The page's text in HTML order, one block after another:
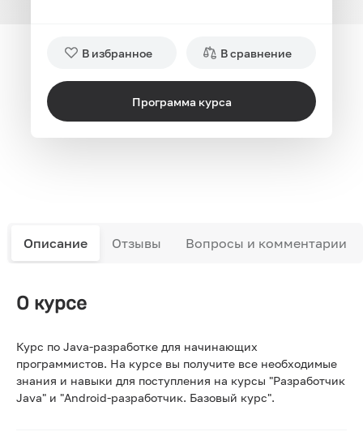
В избранное В сравнение
Программа курса
Описание Отзывы Вопросы и комментарии
О курсе
Курс по Java-разработке для начинающих
программистов. На курсе вы получите все необходимые
знания и навыки для поступления на курсы "Разработчик
Java" и "Android-разработчик. Базовый курс".